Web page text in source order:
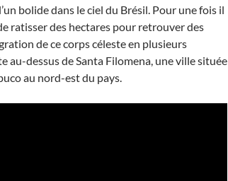
bolide dans le ciel du Brésil. Pour une fois il
ratisser des hectares pour retrouver des
de ce corps céleste en plusieurs
au-dessus de Santa Filomena, une ville située
au nord-est du pays.